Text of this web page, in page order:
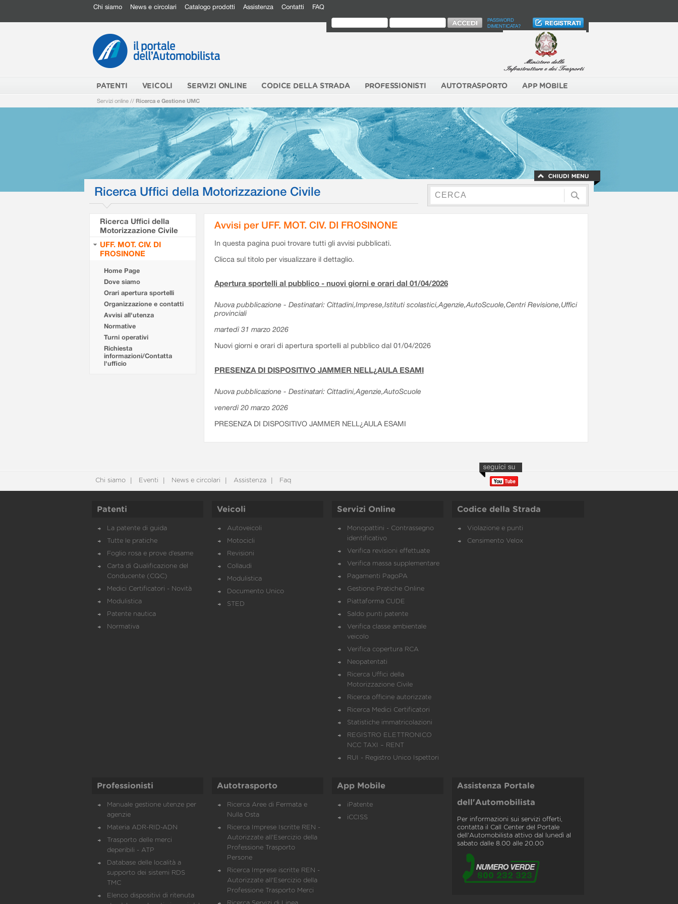
Chi siamo News e circolari Catalogo prodotti Assistenza Contatti FAQ
PASSWORD
DIMENTICATA?
PATENTI VEICOLI SERVIZI ONLINE CODICE DELLA STRADA PROFESSIONISTI AUTOTRASPORTO APP MOBILE
Servizi online // Ricerca e Gestione UMC
Ricerca Uffici della Motorizzazione Civile
Ricerca Uffici della
Motorizzazione Civile
UFF. MOT. CIV. DI
FROSINONE
Home Page
Dove siamo
Orari apertura sportelli
Organizzazione e contatti
Avvisi all'utenza
Normative
Turni operativi
Richiesta
informazioni/Contatta
l'ufficio
Avvisi per UFF. MOT. CIV. DI FROSINONE
In questa pagina puoi trovare tutti gli avvisi pubblicati.
Clicca sul titolo per visualizzare il dettaglio.
Apertura sportelli al pubblico - nuovi giorni e orari dal 01/04/2026
Nuova pubblicazione - Destinatari: Cittadini,Imprese,Istituti scolastici,Agenzie,AutoScuole,Centri Revisione,Uffici
provinciali
martedì 31 marzo 2026
Nuovi giorni e orari di apertura sportelli al pubblico dal 01/04/2026
PRESENZA DI DISPOSITIVO JAMMER NELL¿AULA ESAMI
Nuova pubblicazione - Destinatari: Cittadini,Agenzie,AutoScuole
venerdì 20 marzo 2026
PRESENZA DI DISPOSITIVO JAMMER NELL¿AULA ESAMI
Chi siamo Eventi News e circolari Assistenza Faq
Patenti
La patente di guida
Tutte le pratiche
Foglio rosa e prove d’esame
Carta di Qualificazione del
Conducente (CQC)
Medici Certificatori - Novità
Modulistica
Patente nautica
Normativa
Veicoli
Autoveicoli
Motocicli
Revisioni
Collaudi
Modulistica
Documento Unico
STED
Servizi Online
Monopattini - Contrassegno
identificativo
Verifica revisioni effettuate
Verifica massa supplementare
Pagamenti PagoPA
Gestione Pratiche Online
Piattaforma CUDE
Saldo punti patente
Verifica classe ambientale
veicolo
Verifica copertura RCA
Neopatentati
Ricerca Uffici della
Motorizzazione Civile
Ricerca officine autorizzate
Ricerca Medici Certificatori
Statistiche immatricolazioni
REGISTRO ELETTRONICO
NCC TAXI – RENT
RUI - Registro Unico Ispettori
Codice della Strada
Violazione e punti
Censimento Velox
Professionisti
Manuale gestione utenze per
agenzie
Materia ADR-RID-ADN
Trasporto delle merci
deperibili - ATP
Database delle località a
supporto dei sistemi RDS
TMC
Elenco dispositivi di ritenuta
Autotrasporto
Ricerca Aree di Fermata e
Nulla Osta
Ricerca Imprese Iscritte REN -
Autorizzate all'Esercizio della
Professione Trasporto
Persone
Ricerca Imprese iscritte REN -
Autorizzate all'Esercizio della
Professione Trasporto Merci
App Mobile
iPatente
iCCISS
Assistenza Portale
dell'Automobilista
Per informazioni sui servizi offerti,
contatta il Call Center del Portale
dell'Automobilista attivo dal lunedì al
sabato dalle 8.00 alle 20.00